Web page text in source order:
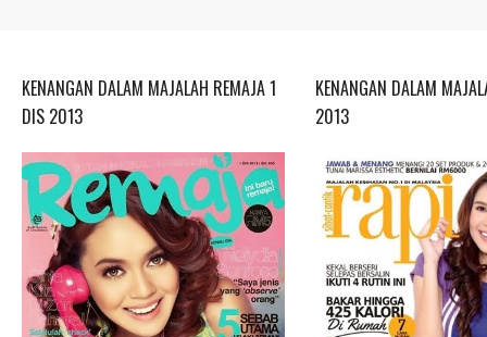
KENANGAN DALAM MAJALAH REMAJA 1
DIS 2013
KENANGAN DALAM
2013